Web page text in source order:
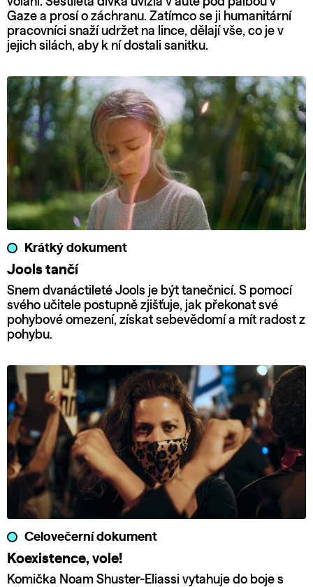
Gaze a prosí o záchranu. Zatímco se ji humanitární
pracovníci snaží udržet na lince, dělají vše, co je v
jejich silách, aby k ní dostali sanitku.
Krátký dokument
Jools tančí
Snem dvanáctileté Jools je být tanečnicí. S pomocí
svého učitele postupně zjišťuje, jak překonat své
pohybové omezení, získat sebevědomí a mít radost z
pohybu.
Celovečerní dokument
Koexistence, vole!
Komička Noam Shuster-Eliassi vytahuje do boje s